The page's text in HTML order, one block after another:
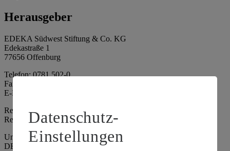
Herausgeber
EDEKA Südwest Stiftung & Co. KG
Edekastraße 1
77656 Offenburg
Telefon: 0781 502-0
Fax: 0781 502-6180
E-Mail: kundenservice@edeka-suedwest.de
Registergericht: Amtsgericht Freiburg i.B.
Registernummer: HRA 707629
Umsatzsteuer-Identifikationsnummer gem. § 27a UStG:
DE815916131
Datenschutz-
Einstellungen